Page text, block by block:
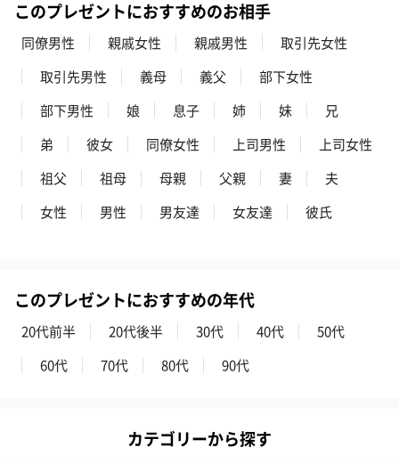
このプレゼントにおすすめのお相手
同僚男性 親戚女性 親戚男性
取引先女性
取引先男性
義母 義父
部下女性
部下男性
娘 息子 姉 妹
兄
弟
彼女 同僚女性 上司男性
上司女性
祖父
祖母 母親 父親 妻
夫
女性
男性 男友達 女友達 彼氏
このプレゼントにおすすめの年代
20代前半 20代後半 30代 40代
50代
60代
70代 80代 90代
カテゴリーから探す